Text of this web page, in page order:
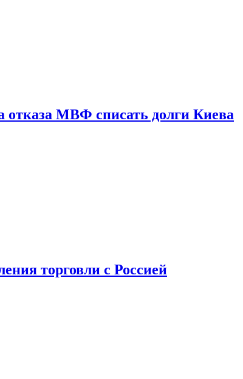
отказа МВФ списать долги Киева
торговли с Россией